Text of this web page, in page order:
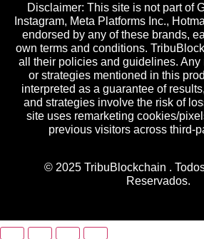
Disclaimer: This site is not part of
Instagram, Meta Platforms Inc.,
endorsed by any of these brands,
own terms and conditions.
all their policies and guidelines. Any
or strategies mentioned in this
interpreted as a guarantee of
and strategies involve the risk of
site uses remarketing cookies/
previous visitors across third-
© 2025 TribuBlockchain .
Reservados.